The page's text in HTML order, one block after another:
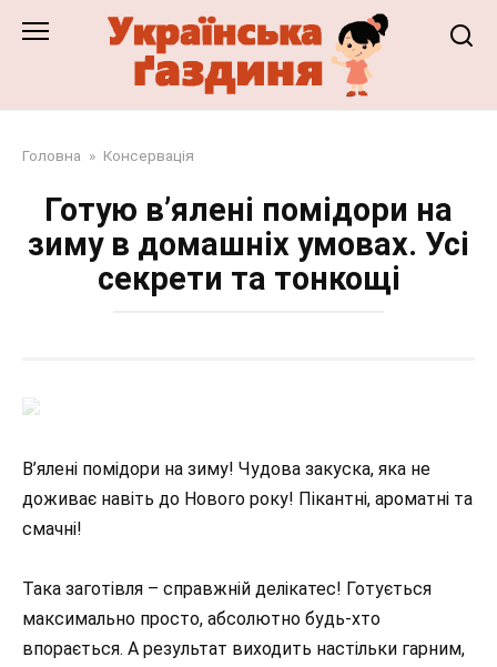
Головна » Консервація
Готую в’ялені помідори на
зиму в домашніх умовах. Усі
секрети та тонкощі
В’ялені помідори на зиму! Чудова закуска, яка не
доживає навіть до Нового року! Пікантні, ароматні та
смачні!
Така заготівля – справжній делікатес! Готується
максимально просто, абсолютно будь-хто
впорається. А результат виходить настільки гарним,